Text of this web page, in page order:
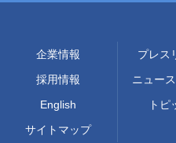
企業情報
採用情報
English
サイトマップ
プレス
ニュー
トピ